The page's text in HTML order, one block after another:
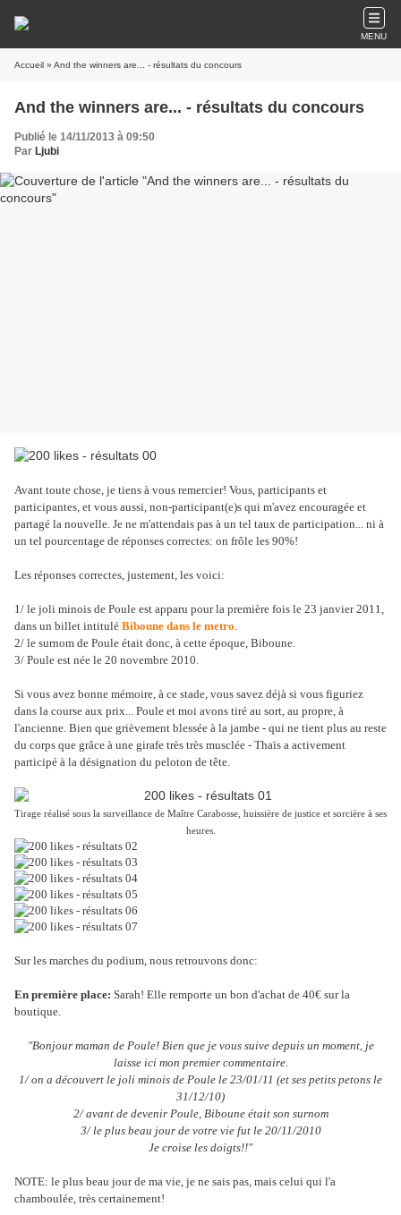
MENU
Accueil » And the winners are... - résultats du concours
And the winners are... - résultats du concours
Publié le 14/11/2013 à 09:50
Par Ljubi
Avant toute chose, je tiens à vous remercier! Vous, participants et
participantes, et vous aussi, non-participant(e)s qui m'avez encouragée et
partagé la nouvelle. Je ne m'attendais pas à un tel taux de participation... ni à
un tel pourcentage de réponses correctes: on frôle les 90%!
Les réponses correctes, justement, les voici:
1/ le joli minois de Poule est apparu pour la première fois le 23 janvier 2011,
dans un billet intitulé Biboune dans le metro.
2/ le surnom de Poule était donc, à cette époque, Biboune.
3/ Poule est née le 20 novembre 2010.
Si vous avez bonne mémoire, à ce stade, vous savez déjà si vous figuriez
dans la course aux prix... Poule et moi avons tiré au sort, au propre, à
l'ancienne. Bien que grièvement blessée à la jambe - qui ne tient plus au reste
du corps que grâce à une girafe très très musclée - Thaïs a activement
participé à la désignation du peloton de tête.
Tirage réalisé sous la surveillance de Maître Carabosse, huissière de justice et sorcière à ses
heures.
Sur les marches du podium, nous retrouvons donc:
En première place: Sarah! Elle remporte un bon d'achat de 40€ sur la
boutique.
"Bonjour maman de Poule! Bien que je vous suive depuis un moment, je
laisse ici mon premier commentaire.
1/ on a découvert le joli minois de Poule le 23/01/11 (et ses petits petons le
31/12/10)
2/ avant de devenir Poule, Biboune était son surnom
3/ le plus beau jour de votre vie fut le 20/11/2010
Je croise les doigts!!"
NOTE: le plus beau jour de ma vie, je ne sais pas, mais celui qui l'a
chamboulée, très certainement!